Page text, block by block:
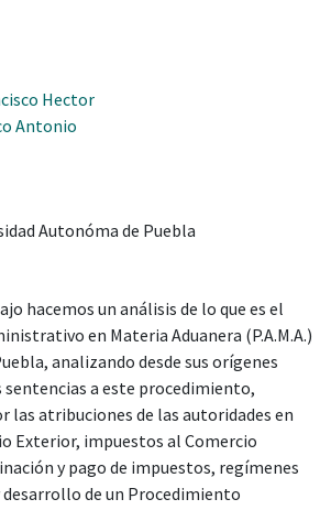
Hector
Antonio
Autonóma de Puebla
hacemos un análisis de lo que es el
en Materia Aduanera (P.A.M.A.)
analizando desde sus orígenes
a este procedimiento,
las atribuciones de las autoridades en
Exterior, impuestos al Comercio
y pago de impuestos, regímenes
desarrollo de un Procedimiento